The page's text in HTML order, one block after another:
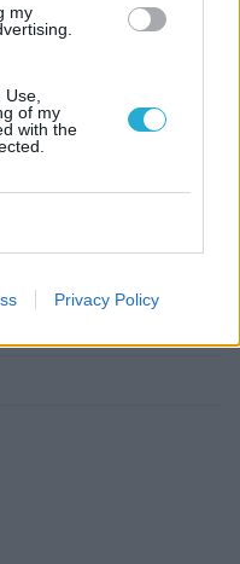
my
of my
with the
Privacy Policy